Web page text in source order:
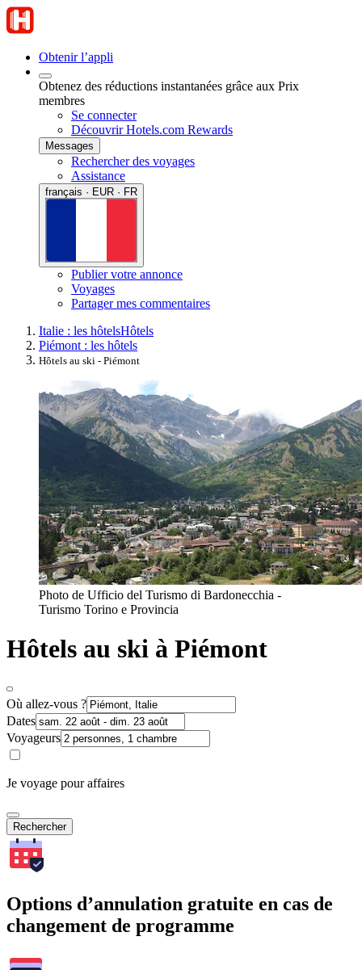
Obtenir l’appli
Obtenez des réductions instantanées grâce aux Prix
membres
Se connecter
Découvrir Hotels.com Rewards
Messages
Rechercher des voyages
Assistance
français · EUR · FR
Publier votre annonce
Voyages
Partager mes commentaires
Italie : les hôtelsHôtels
Piémont : les hôtels
Hôtels au ski - Piémont
Photo de Ufficio del Turismo di Bardonecchia -
Turismo Torino e Provincia
Hôtels au ski à Piémont
Où allez-vous ?
Dates
Voyageurs
Je voyage pour affaires
Rechercher
Options d’annulation gratuite en cas de
changement de programme